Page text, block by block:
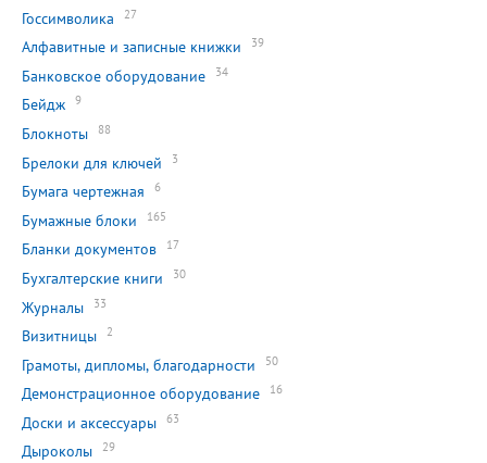
Госсимволика 27
Алфавитные и записные книжки 39
Банковское оборудование 34
Бейдж 9
Блокноты 88
Брелоки для ключей 3
Бумага чертежная 6
Бумажные блоки 165
Бланки документов 17
Бухгалтерские книги 30
Журналы 33
Визитницы 2
Грамоты, дипломы, благодарности 50
Демонстрационное оборудование 16
Доски и аксессуары 63
Дыроколы 29